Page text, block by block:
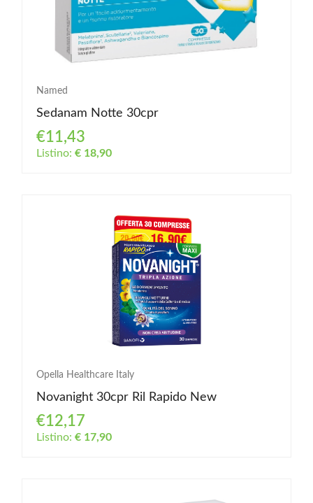
Named
Sedanam Notte 30cpr
€11,43
Listino: € 18,90
Opella Healthcare Italy
Novanight 30cpr Ril Rapido New
€12,17
Listino: € 17,90